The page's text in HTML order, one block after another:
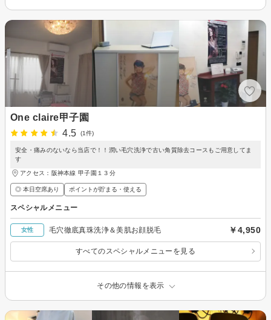
One claire甲子園
4.5
(1件)
安全・痛みのないなら当店で！！潤い毛穴洗浄で古い角質除去コースもご用意してま
す
アクセス：阪神本線 甲子園１３分
◎ 本日空席あり ポイントが貯まる・使える
スペシャルメニュー
女性 毛穴徹底真珠洗浄＆美肌お顔脱毛 ￥4,950
すべてのスペシャルメニューを見る
その他の情報を表示